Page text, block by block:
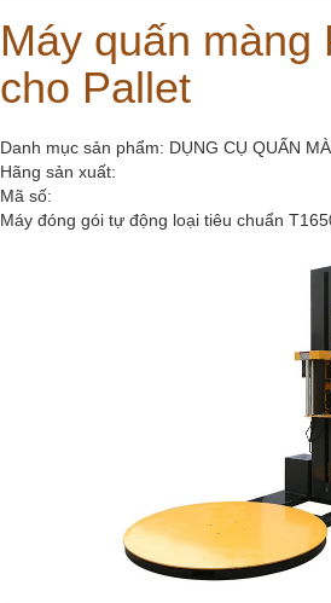
Máy quấn màng
cho Pallet
Danh mục sản phẩm: DỤNG CỤ QUẤN
Hãng sản xuất:
Mã số:
Máy đóng gói tự động loại tiêu chuẩn